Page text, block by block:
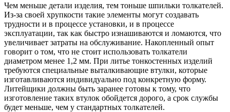
Чем меньше детали изделия, тем тоньше шпильки толкателей.
Из-за своей хрупкости такие элементы могут создавать
трудности и в процессе установки, и в процессе
эксплуатации, так как быстро изнашиваются и ломаются, что
увеличивает затраты на обслуживание. Накопленный опыт
говорит о том, что не стоит использовать толкатели
диаметром менее 1,2 мм. При литье тонкостенных изделий
требуются специальные выталкивающие втулки, которые
изготавливаются индивидуально под конкретную форму.
Литейщики должны быть заранее готовы к тому, что
изготовление таких втулок обойдется дорого, а срок службы
будет меньше, чем у стандартных толкателей.